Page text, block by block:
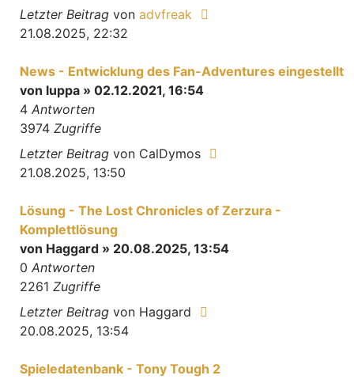
Letzter Beitrag von advfreak
21.08.2025, 22:32
News - Entwicklung des Fan-Adventures eingestellt
von luppa » 02.12.2021, 16:54
4 Antworten
3974 Zugriffe
Letzter Beitrag von CalDymos
21.08.2025, 13:50
Lösung - The Lost Chronicles of Zerzura -
Komplettlösung
von Haggard » 20.08.2025, 13:54
0 Antworten
2261 Zugriffe
Letzter Beitrag von Haggard
20.08.2025, 13:54
Spieledatenbank - Tony Tough 2